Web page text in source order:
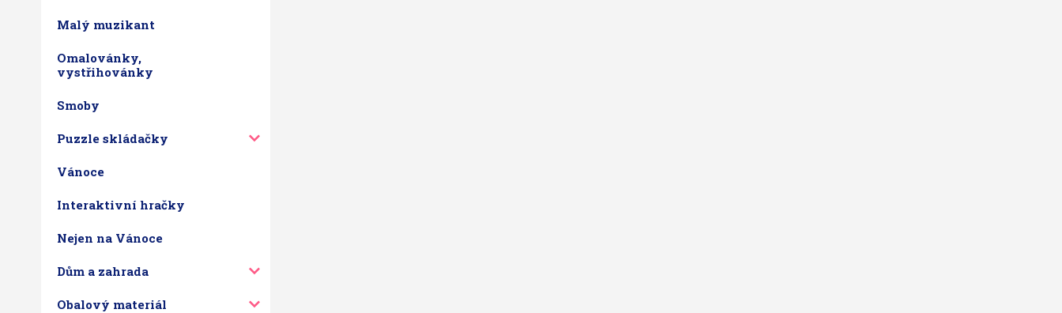
Malý muzikant
Omalovánky,
vystřihovánky
Smoby
Puzzle skládačky
Vánoce
Interaktivní hračky
Nejen na Vánoce
Dům a zahrada
Obalový materiál